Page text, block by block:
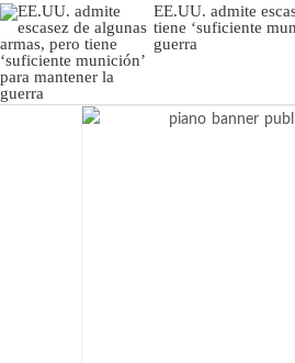
EE.UU. admite
tiene ‘suficiente
guerra